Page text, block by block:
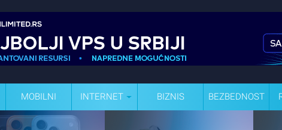
MOBILNI INTERNET BIZNIS BEZBEDNOST